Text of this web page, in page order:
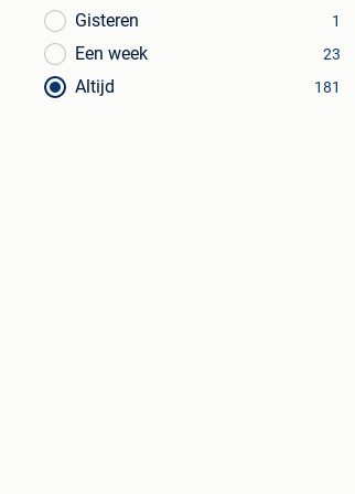
Gisteren 1
Een week 23
Altijd 181